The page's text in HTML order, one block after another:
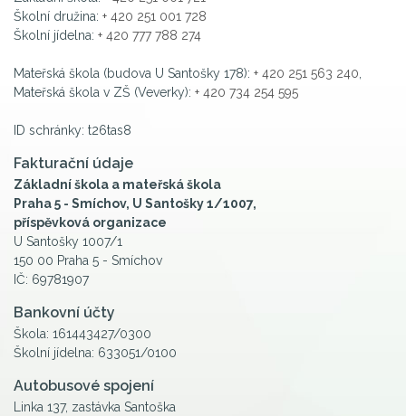
Školní družina: + 420 251 001 728
Školní jídelna: + 420 777 788 274
Mateřská škola (budova U Santošky 178): + 420 251 563 240
Mateřská škola v ZŠ (Veverky): + 420 734 254 595
ID schránky: t26tas8
Fakturační údaje
Základní škola a mateřská škola
Praha 5 - Smíchov, U Santošky 1/1007,
příspěvková organizace
U Santošky 1007/1
150 00 Praha 5 - Smíchov
IČ: 69781907
Bankovní účty
Škola: 161443427/0300
Školní jídelna: 633051/0100
Autobusové spojení
Linka 137, zastávka Santoška